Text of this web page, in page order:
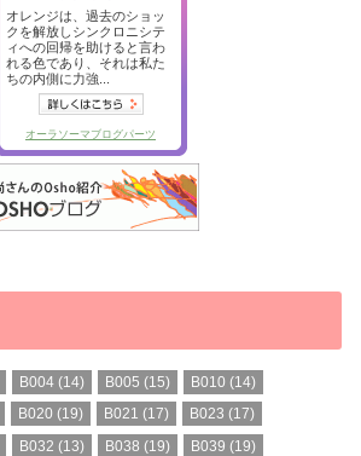
B004(14) B005 (15) B010 (14)
B020 (19) B021 (17) B023 (17)
B032 (13) B038 (19) B039 (19)